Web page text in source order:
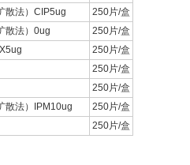
散法）CIP5ug
250片/盒
散法）0ug
250片/盒
250片/盒
250片/盒
250片/盒
散法）IPM10ug
250片/盒
250片/盒